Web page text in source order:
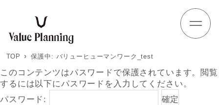
TOP 保護中: バリューヒューマンワーク_test
このコンテンツはパスワードで保護されています。閲覧
するには以下にパスワードを入力してください。
パスワード: